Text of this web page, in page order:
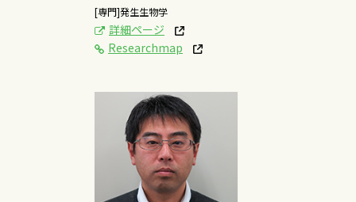
[専門]発生生物学
詳細ページ
Researchmap
[研究テーマ]
有用海藻の増養殖、機
能性成分の探索
概要はこちら